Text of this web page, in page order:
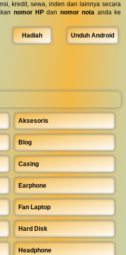
kredit, sewa, inden dan lainnya secara
nomor HP dan nomor nota anda ke
Hadiah Unduh Android
Aksesoris
Blog
Casing
Earphone
Fan Laptop
Hard Disk
Headphone